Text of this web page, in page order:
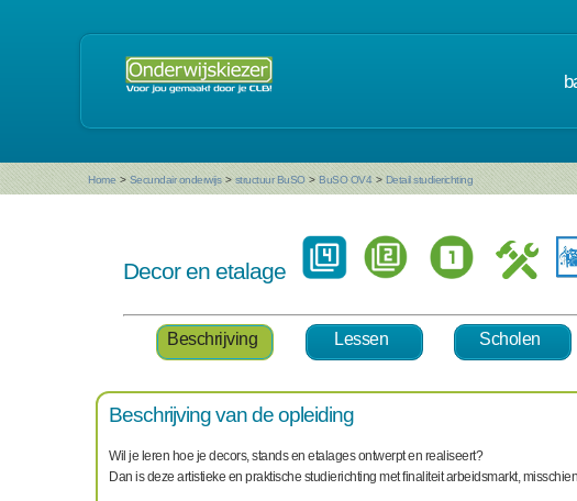
Home > Secundair onderwijs > structuur BuSO > BuSO OV4 > Detail studierichting
Decor en etalage
Beschrijving Lessen Scholen
Beschrijving van de opleiding
Wil je leren hoe je decors, stands en etalages ontwerpt en realiseert?
Dan is deze artistieke en praktische studierichting met finaliteit arbeidsmarkt,